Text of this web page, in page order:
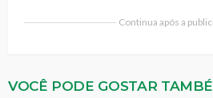
Continua após a
VOCÊ PODE GOSTAR